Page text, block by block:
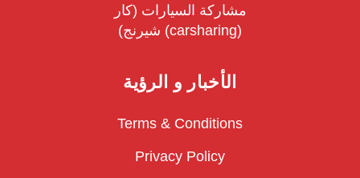
مشاركة السيارات (كار
شيرنج) (carsharing)
الأخبار و الرؤية
Privacy Policy
Terms & Conditions